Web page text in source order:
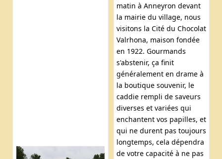
matin à Anneyron devant
la mairie du village, nous
visitons la Cité du Chocolat
Valrhona, maison fondée
en 1922. Gourmands
s'abstenir, ça finit
généralement en drame à
la boutique souvenir, le
caddie rempli de saveurs
diverses et variées qui
enchantent vos papilles, et
qui ne durent pas toujours
longtemps, cela dépendra
de votre capacité à ne pas